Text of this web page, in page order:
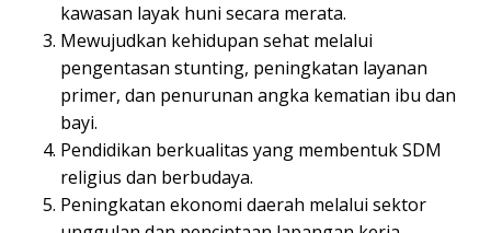
kawasan layak huni secara merata.
Mewujudkan kehidupan sehat melalui
pengentasan stunting, peningkatan layanan
primer, dan penurunan angka kematian ibu dan
bayi.
Pendidikan berkualitas yang membentuk SDM
religius dan berbudaya.
Peningkatan ekonomi daerah melalui sektor